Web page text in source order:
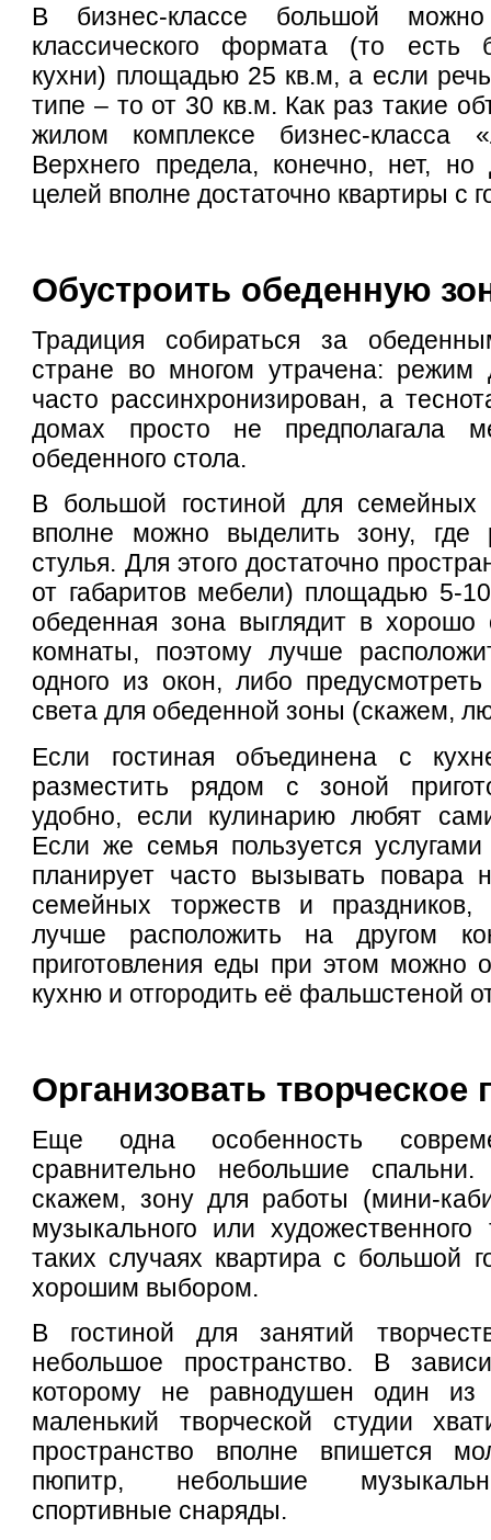
В бизнес-классе большой можно
классического формата (то есть
кухни) площадью 25 кв.м, а если
типе – то от 30 кв.м. Как раз такие
жилом комплексе бизнес-класса
Верхнего предела, конечно, нет,
целей вполне достаточно квартиры с
Обустроить обеденную
Традиция собираться за
стране во многом утрачена:
часто рассинхронизирован, а
домах просто не предполагала
обеденного стола.
В большой гостиной для семейных
вполне можно выделить зону, где
стулья. Для этого достаточно
от габаритов мебели) площадью 5-
обеденная зона выглядит в хорошо
комнаты, поэтому лучше
одного из окон, либо
света для обеденной зоны (скажем,
Если гостиная объединена с
разместить рядом с зоной
удобно, если кулинарию любят
Если же семья пользуется
планирует часто вызывать
семейных торжеств и
лучше расположить на другом
приготовления еды при этом можно
кухню и отгородить её фальшстеной
Организовать творческое
Еще одна особенность
сравнительно небольшие
скажем, зону для работы (мини-
музыкального или художественного
таких случаях квартира с большой
хорошим выбором.
В гостиной для занятий
небольшое пространство. В
которому не равнодушен один
маленький творческой студии
пространство вполне впишется
пюпитр, небольшие
спортивные снаряды.